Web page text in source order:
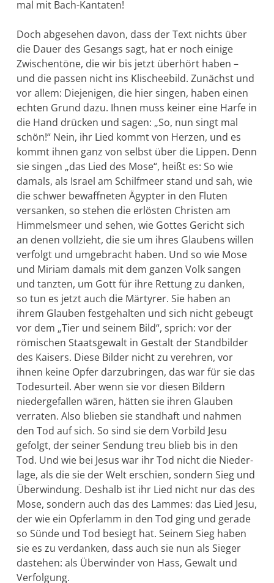
mal mit Bach-Kantaten!
Doch abgesehen davon, dass der Text nichts über
die Dauer des Ge­sangs sagt, hat er noch einige
Zwischentöne, die wir bis jetzt über­hört haben –
und die passen nicht ins Klischeebild. Zunächst und
vor allem: Diejenigen, die hier singen, haben einen
echten Grund dazu. Ihnen muss keiner eine Harfe in
die Hand drücken und sagen: „So, nun singt mal
schön!“ Nein, ihr Lied kommt von Herzen, und es
kommt ihnen ganz von selbst über die Lippen. Denn
sie singen „das Lied des Mose“, heißt es: So wie
damals, als Israel am Schilfmeer stand und sah, wie
die schwer bewaffneten Ägypter in den Fluten
versanken, so stehen die erlösten Christen am
Himmelsmeer und sehen, wie Gottes Gericht sich
an denen vollzieht, die sie um ihres Glaubens willen
verfolgt und umgebracht haben. Und so wie Mose
und Miriam damals mit dem ganzen Volk sangen
und tanzten, um Gott für ihre Rettung zu danken,
so tun es jetzt auch die Märtyrer. Sie haben an
ihrem Glauben festgehalten und sich nicht gebeugt
vor dem „Tier und seinem Bild“, sprich: vor der
römischen Staatsgewalt in Gestalt der Standbilder
des Kaisers. Diese Bilder nicht zu vereh­ren, vor
ihnen keine Opfer darzubringen, das war für sie das
Todesur­teil. Aber wenn sie vor diesen Bildern
niedergefallen wären, hätten sie ihren Glau­ben
verraten. Also blieben sie standhaft und nahmen
den Tod auf sich. So sind sie dem Vorbild Jesu
gefolgt, der seiner Sendung treu blieb bis in den
Tod. Und wie bei Jesus war ihr Tod nicht die Nieder­
lage, als die sie der Welt erschien, sondern Sieg und
Überwindung. Deshalb ist ihr Lied nicht nur das des
Mose, son­dern auch das des Lammes: das Lied Jesu,
der wie ein Opfer­lamm in den Tod ging und gerade
so Sünde und Tod besiegt hat. Seinem Sieg haben
sie es zu verdanken, dass auch sie nun als Sieger
dastehen: als Überwinder von Hass, Gewalt und
Verfolgung.